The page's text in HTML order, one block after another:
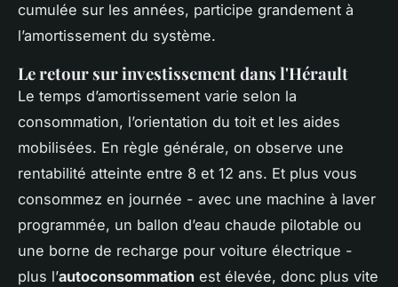
cumulée sur les années, participe grandement à
l’amortissement du système.
Le retour sur investissement dans l'Hérault
Le temps d’amortissement varie selon la
consommation, l’orientation du toit et les aides
mobilisées. En règle générale, on observe une
rentabilité atteinte entre 8 et 12 ans. Et plus vous
consommez en journée - avec une machine à laver
programmée, un ballon d’eau chaude pilotable ou
une borne de recharge pour voiture électrique -
plus l’autoconsommation est élevée, donc plus vite